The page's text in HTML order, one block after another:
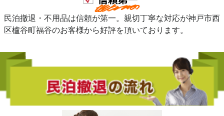
民泊撤退・不用品は信頼が第一。親切丁寧な対応が神戸市西
区櫨谷町福谷のお客様から好評を頂いております。